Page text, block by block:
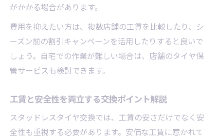
がかかる場合があります。
費用を抑えたい方は、複数店舗の工賃を比較したり、シ
ーズン前の割引キャンペーンを活用したりすると良いで
しょう。自宅での作業が難しい場合は、店舗のタイヤ保
管サービスも検討できます。
工賃と安全性を両立する交換ポイント解説
スタッドレスタイヤ交換では、工賃の安さだけでなく安
全性も重視する必要があります。安価な工賃に惹かれて